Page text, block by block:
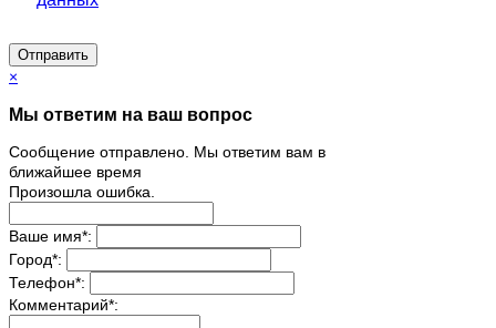
Отправить
×
Мы ответим на ваш вопрос
Сообщение отправлено. Мы ответим вам в
ближайшее время
Произошла ошибка.
Ваше имя*:
Город*:
Телефон*:
Комментарий*: